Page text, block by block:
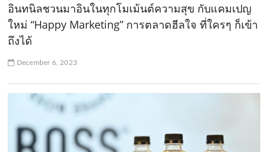
อินทนิลชวนมาอินในทุกโมเม้นต์ความสุข กับแคมเปญ
ใหม่ “Happy Marketing” การตลาดฮีลใจ ที่ใครๆ ก็เข้า
ถึงได้
December 6, 2023